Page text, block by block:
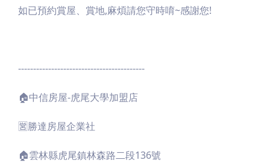
如已預約賞屋、賞地,麻煩請您守時唷~感謝您!
------------------------------------------
🏠中信房屋-虎尾大學加盟店
🈺️勝達房屋企業社
🏠雲林縣虎尾鎮林森路二段136號